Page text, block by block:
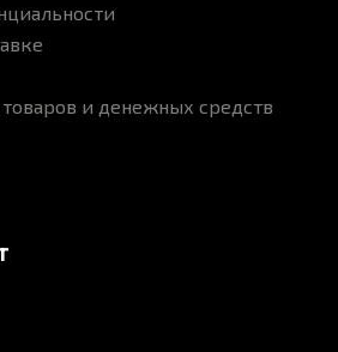
и денежных средств